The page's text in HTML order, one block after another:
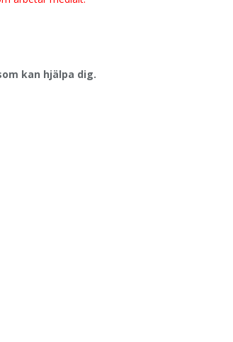
kan hjälpa dig.